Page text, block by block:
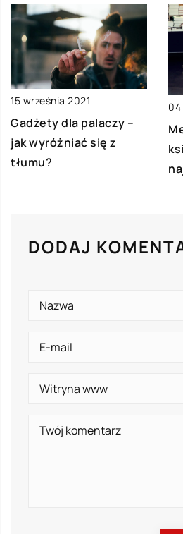
15 września 2021
Gadżety dla palaczy –
jak wyróżniać się z
tłumu?
04
DODAJ